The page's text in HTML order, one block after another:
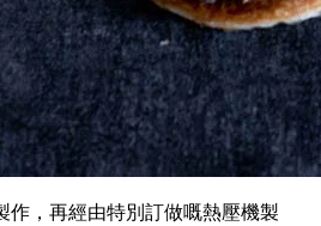
作，再經由特別訂做嘅熱壓機製